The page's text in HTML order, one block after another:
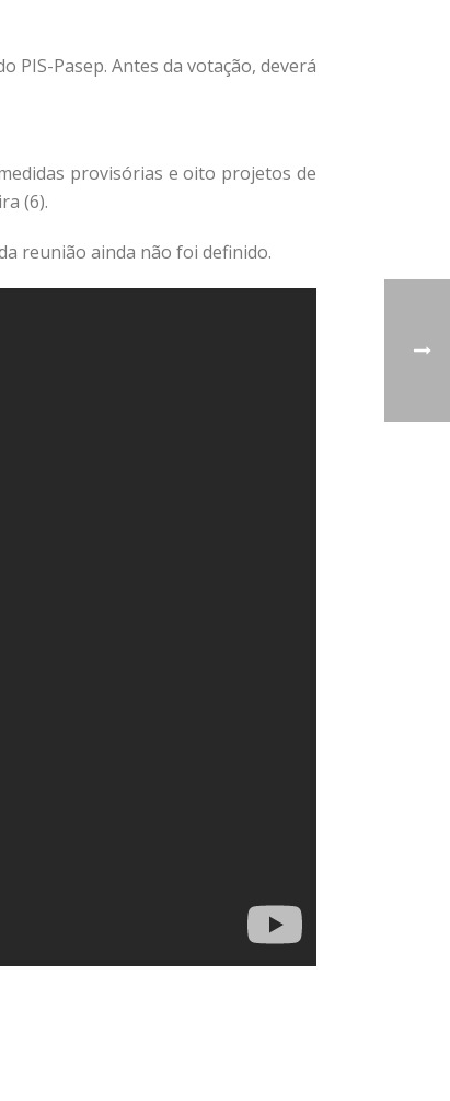
PIS-Pasep. Antes da votação, deverá
provisórias e oito projetos de
(6).
reunião ainda não foi definido.